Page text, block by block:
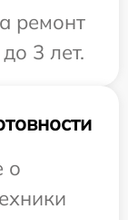
ремонт
3 лет.
о